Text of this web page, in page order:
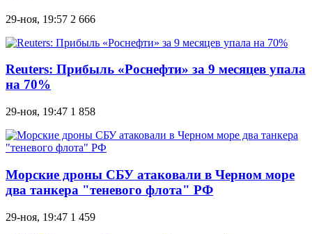
29-ноя, 19:57 2 666
Reuters: Прибыль «Роснефти» за 9 месяцев упала
на 70%
29-ноя, 19:47 1 858
Морские дроны СБУ атаковали в Черном море
два танкера "теневого флота" РФ
29-ноя, 19:47 1 459